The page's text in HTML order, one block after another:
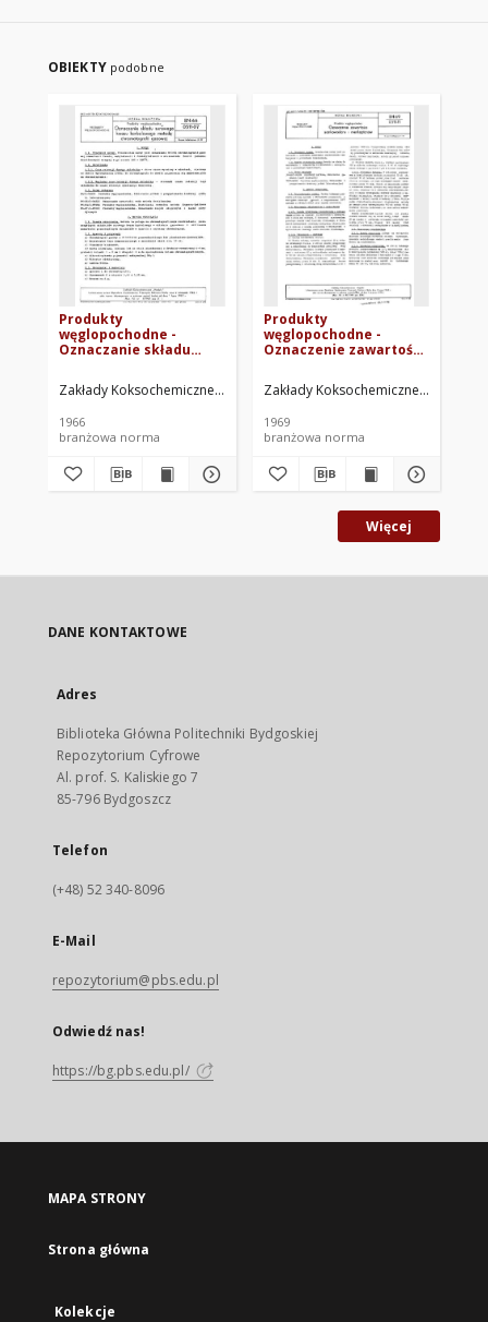
OBIEKTY podobne
Produkty
węglopochodne -
Oznaczanie składu
karbolowego metodą
chromatografii
Zakłady Koksochemiczne Hajduki. Oprac.
1966
branżowa norma
Produkty
węglopochodne -
Oznaczenie zawartości
merkaptanów BN-
69/0511-11
Zakłady Koksochemiczne Hajduki.
1969
branżowa norma
Więcej
DANE KONTAKTOWE
Adres
Biblioteka Główna Politechniki Bydgoskiej
Repozytorium Cyfrowe
Al. prof. S. Kaliskiego 7
85-796 Bydgoszcz
Telefon
(+48) 52 340-8096
E-Mail
repozytorium@pbs.edu.pl
Odwiedź nas!
https://bg.pbs.edu.pl/
MAPA STRONY
Strona główna
Kolekcje